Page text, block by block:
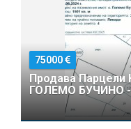
75000
Продава Парцели
ГОЛЕМО БУЧИНО -